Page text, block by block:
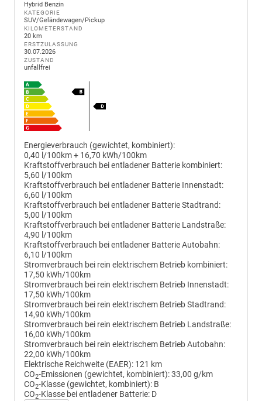
Hybrid Benzin
KATEGORIE
SUV/Geländewagen/Pickup
KILOMETERSTAND
20 km
ERSTZULASSUNG
30.07.2026
ZUSTAND
unfallfrei
Energieverbrauch (gewichtet, kombiniert):
0,40 l/100km + 16,70 kWh/100km
Kraftstoffverbrauch bei entladener Batterie kombiniert:
5,60 l/100km
Kraftstoffverbrauch bei entladener Batterie Innenstadt:
6,60 l/100km
Kraftstoffverbrauch bei entladener Batterie Stadtrand:
5,00 l/100km
Kraftstoffverbrauch bei entladener Batterie Landstraße:
4,90 l/100km
Kraftstoffverbrauch bei entladener Batterie Autobahn:
6,10 l/100km
Stromverbrauch bei rein elektrischem Betrieb kombiniert:
17,50 kWh/100km
Stromverbrauch bei rein elektrischem Betrieb Innenstadt:
17,50 kWh/100km
Stromverbrauch bei rein elektrischem Betrieb Stadtrand:
14,90 kWh/100km
Stromverbrauch bei rein elektrischem Betrieb Landstraße:
16,00 kWh/100km
Stromverbrauch bei rein elektrischem Betrieb Autobahn:
22,00 kWh/100km
Elektrische Reichweite (EAER): 121 km
CO2-Emissionen (gewichtet, kombiniert):33,00 g/km
CO2-Klasse (gewichtet, kombiniert): B
CO2-Klasse bei entladener Batterie: D